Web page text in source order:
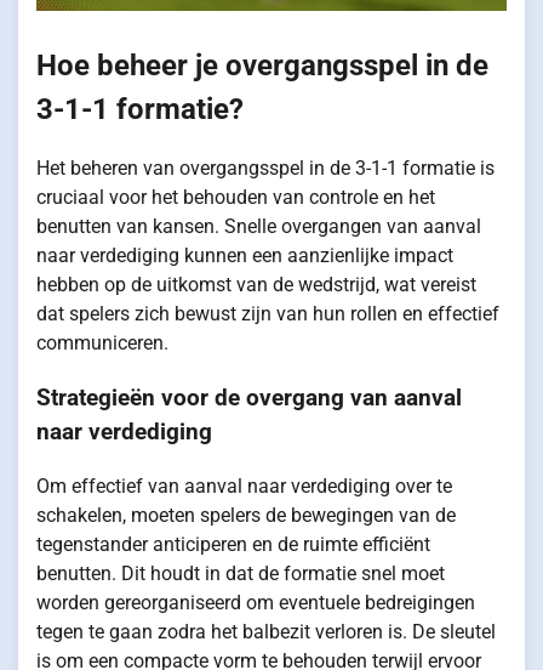
Hoe beheer je overgangsspel in de
3-1-1 formatie?
Het beheren van overgangsspel in de 3-1-1 formatie is
cruciaal voor het behouden van controle en het
benutten van kansen. Snelle overgangen van aanval
naar verdediging kunnen een aanzienlijke impact
hebben op de uitkomst van de wedstrijd, wat vereist
dat spelers zich bewust zijn van hun rollen en effectief
communiceren.
Strategieën voor de overgang van aanval
naar verdediging
Om effectief van aanval naar verdediging over te
schakelen, moeten spelers de bewegingen van de
tegenstander anticiperen en de ruimte efficiënt
benutten. Dit houdt in dat de formatie snel moet
worden gereorganiseerd om eventuele bedreigingen
tegen te gaan zodra het balbezit verloren is. De sleutel
is om een compacte vorm te behouden terwijl ervoor